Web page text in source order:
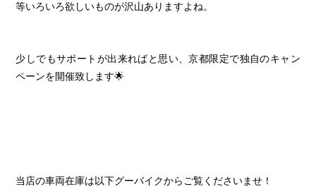
等いろいろ欲しいものが沢山ありますよね。
少しでもサポートが出来ればと思い、京都限定で独自のキャン
ペーンを開催致します🌟
当店の車両在庫は以下グーバイクからご覧くださいませ！